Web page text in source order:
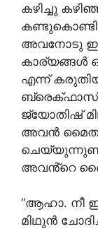
കഴിച്ചു
അവനോടു
കാര്യങ്ങൾ
എന്ന്
ബ്രെക്ഫാസ്റ്
ജ്യോതിഷ്
അവൻ
അവൻ്റെ
“ആഹാ. നീ
മിഥുൻ